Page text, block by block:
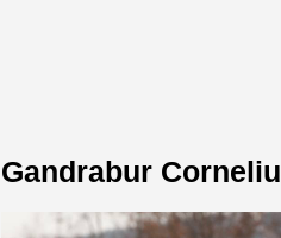
Gandrabur Corneliu